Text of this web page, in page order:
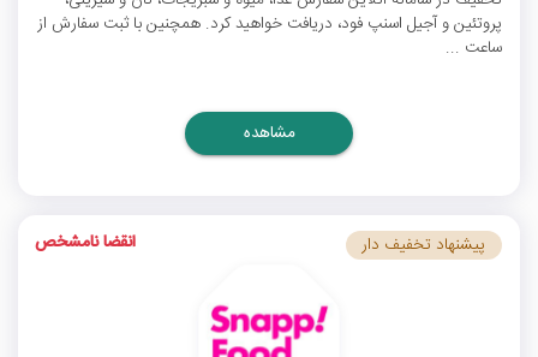
پروتئین و آجیل اسنپ فود، دریافت خواهید کرد. همچنین با ثبت سفارش از
ساعت ...
مشاهده
پیشنهاد تخفیف دار انقضا نامشخص